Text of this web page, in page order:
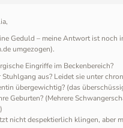
Geduld – meine Antwort ist noch
umgezogen).
Eingriffe im Beckenbereich?
aus? Leidet sie unter
übergewichtig? (das
Geburten? (Mehrere
nicht despektierlich klingen, aber